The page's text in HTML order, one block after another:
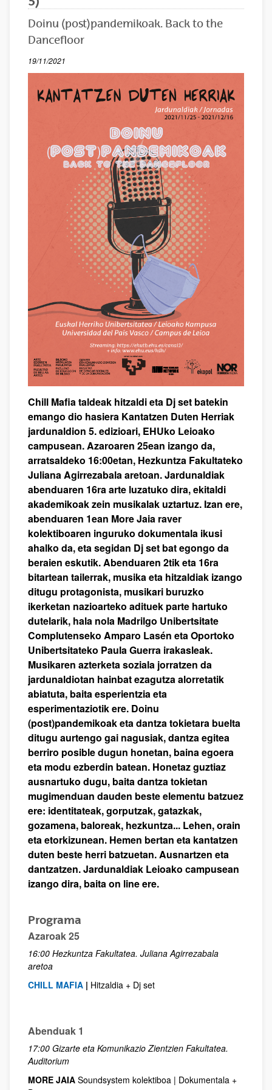
Doinu (post)pandemikoak. Back to the
Dancefloor
19/11/2021
Chill Mafia taldeak hitzaldi eta Dj set batekin
emango dio hasiera Kantatzen Duten Herriak
jardunaldion 5. edizioari, EHUko Leioako
campusean. Azaroaren 25ean izango da,
arratsaldeko 16:00etan, Hezkuntza Fakultateko
Juliana Agirrezabala aretoan. Jardunaldiak
abenduaren 16ra arte luzatuko dira, ekitaldi
akademikoak zein musikalak uztartuz. Izan ere,
abenduaren 1ean More Jaia raver
kolektiboaren inguruko dokumentala ikusi
ahalko da, eta segidan Dj set bat egongo da
beraien eskutik. Abenduaren 2tik eta 16ra
bitartean tailerrak, musika eta hitzaldiak izango
ditugu protagonista, musikari buruzko
ikerketan nazioarteko adituek parte hartuko
dutelarik, hala nola Madrilgo Unibertsitate
Complutenseko Amparo Lasén eta Oportoko
Unibertsitateko Paula Guerra irakasleak.
Musikaren azterketa soziala jorratzen da
jardunaldiotan hainbat ezagutza alorretatik
abiatuta, baita esperientzia eta
esperimentaziotik ere. Doinu
(post)pandemikoak eta dantza tokietara buelta
ditugu aurtengo gai nagusiak, dantza egitea
berriro posible dugun honetan, baina egoera
eta modu ezberdin batean. Honetaz guztiaz
ausnartuko dugu, baita dantza tokietan
mugimenduan dauden beste elementu batzuez
ere: identitateak, gorputzak, gatazkak,
gozamena, baloreak, hezkuntza... Lehen, orain
eta etorkizunean. Hemen bertan eta kantatzen
duten beste herri batzuetan. Ausnartzen eta
dantzatzen. Jardunaldiak Leioako campusean
izango dira, baita on line ere.
Programa
Azaroak 25
16:00 Hezkuntza Fakultatea. Juliana Agirrezabala
aretoa
CHILL MAFIA | Hitzaldia + Dj set
Abenduak 1
17:00 Gizarte eta Komunikazio Zientzien Fakultatea.
Auditorium
MORE JAIA Soundsystem kolektiboa | Dokumentala +